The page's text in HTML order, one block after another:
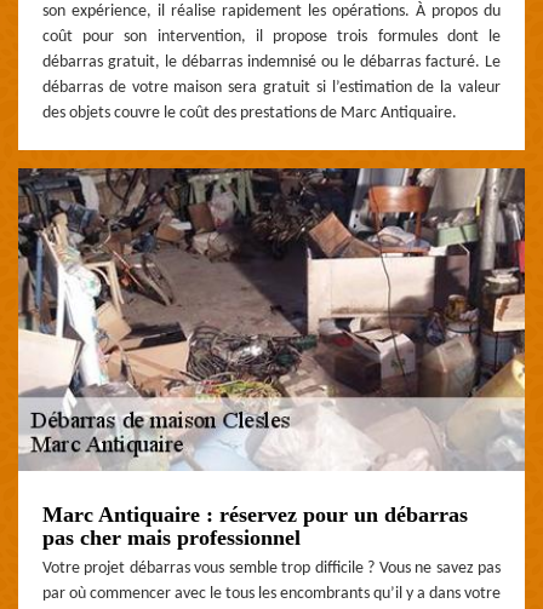
son expérience, il réalise rapidement les opérations. À propos du
coût pour son intervention, il propose trois formules dont le
débarras gratuit, le débarras indemnisé ou le débarras facturé. Le
débarras de votre maison sera gratuit si l’estimation de la valeur
des objets couvre le coût des prestations de Marc Antiquaire.
Marc Antiquaire : réservez pour un débarras
pas cher mais professionnel
Votre projet débarras vous semble trop difficile ? Vous ne savez pas
par où commencer avec le tous les encombrants qu’il y a dans votre